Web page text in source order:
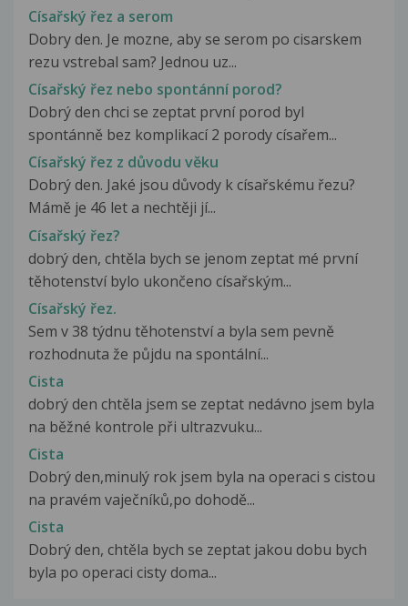
Císařský řez a serom
Dobry den. Je mozne, aby se serom po cisarskem
rezu vstrebal sam? Jednou uz...
Císařský řez nebo spontánní porod?
Dobrý den chci se zeptat první porod byl
spontánně bez komplikací 2 porody císařem...
Císařský řez z důvodu věku
Dobrý den. Jaké jsou důvody k císařskému řezu?
Mámě je 46 let a nechtěji jí...
Císařský řez?
dobrý den, chtěla bych se jenom zeptat mé první
těhotenství bylo ukončeno císařským...
Císařský řez.
Sem v 38 týdnu těhotenství a byla sem pevně
rozhodnuta že půjdu na spontální...
Cista
dobrý den chtěla jsem se zeptat nedávno jsem byla
na běžné kontrole při ultrazvuku...
Cista
Dobrý den,minulý rok jsem byla na operaci s cistou
na pravém vaječníků,po dohodě...
Cista
Dobrý den, chtěla bych se zeptat jakou dobu bych
byla po operaci cisty doma...